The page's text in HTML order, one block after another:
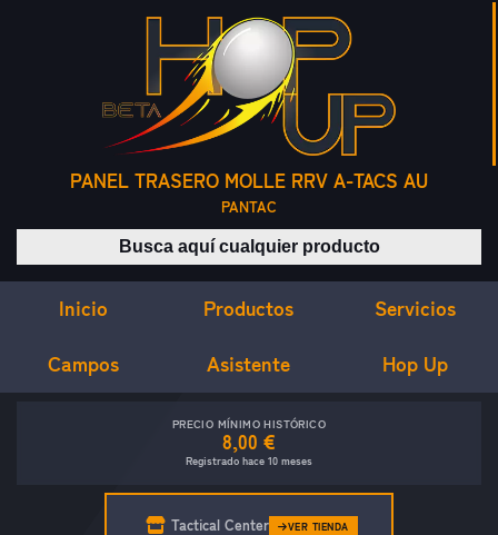
PANEL TRASERO MOLLE RRV A-TACS AU
PANTAC
Buscar productos
Inicio Productos Servicios
Campos Asistente Hop Up
PRECIO MÍNIMO HISTÓRICO
8,00 €
Registrado hace 10 meses
Tactical Center VER TIENDA